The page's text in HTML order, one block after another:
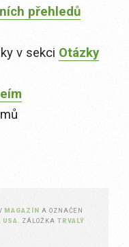
přehledů
v sekci Otázky
MAGAZÍN A OZNAČEN
USA . ZÁLOŽKA TRVALÝ